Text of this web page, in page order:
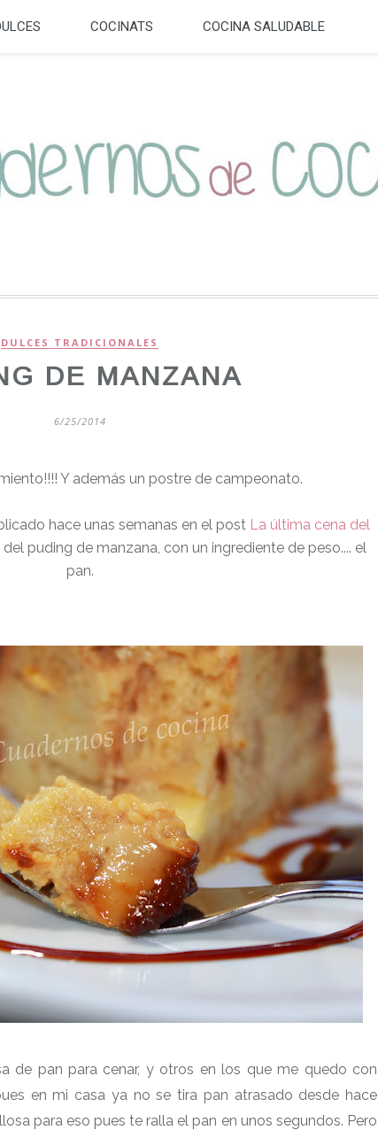
COCINATS COCINA SALUDABLE
DULCES TRADICIONALES
DE MANZANA
6/25/2014
Y además un postre de campeonato.
hace unas semanas en el post La última cena del
puding de manzana, con un ingrediente de peso.... el
pan.
de pan para cenar, y otros en los que me quedo con
en mi casa ya no se tira pan atrasado desde hace
para eso pues te ralla el pan en unos segundos. Pero